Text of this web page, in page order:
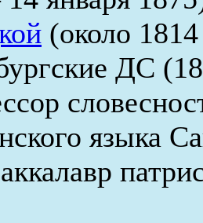
(около
ДС
языка